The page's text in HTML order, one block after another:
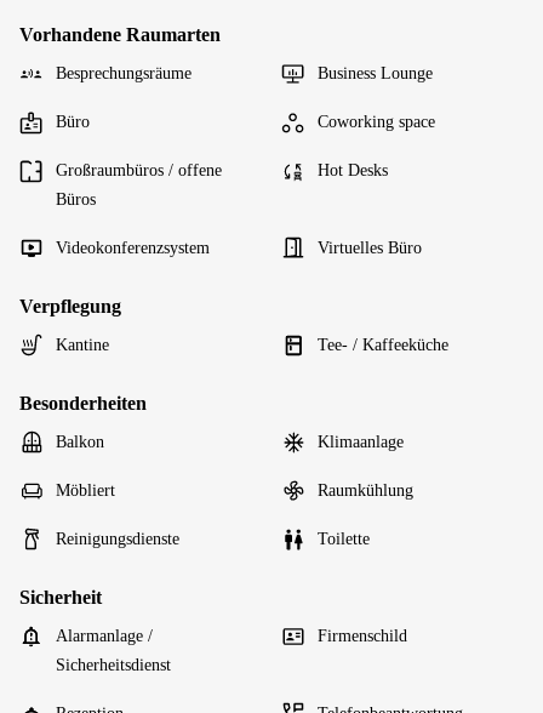
Vorhandene Raumarten
Besprechungsräume Business Lounge
Büro Coworking space
Großraumbüros / offene
Büros
Hot Desks
Videokonferenzsystem Virtuelles Büro
Verpflegung
Kantine Tee- / Kaffeeküche
Besonderheiten
Balkon Klimaanlage
Möbliert Raumkühlung
Reinigungsdienste Toilette
Sicherheit
Alarmanlage /
Sicherheitsdienst
Firmenschild